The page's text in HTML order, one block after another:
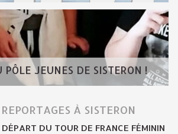
PÔLE JEUNES DE SISTERON !
À SISTERON
DU TOUR DE FRANCE FÉMININ